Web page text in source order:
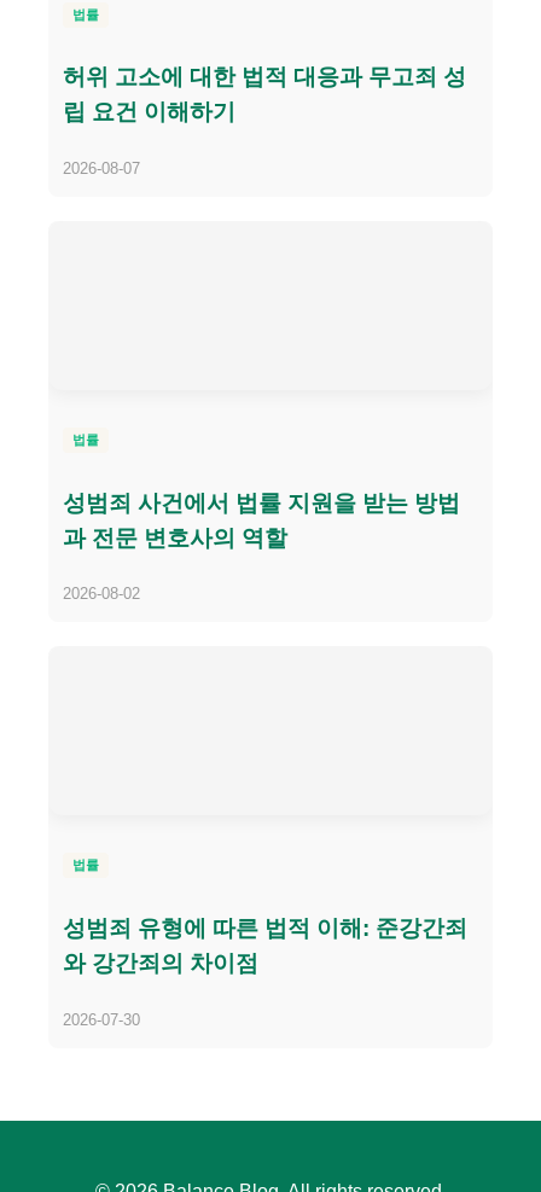
법률
허위 고소에 대한 법적 대응과 무고죄 성
립 요건 이해하기
2026-08-07
법률
성범죄 사건에서 법률 지원을 받는 방법
과 전문 변호사의 역할
2026-08-02
법률
성범죄 유형에 따른 법적 이해: 준강간죄
와 강간죄의 차이점
2026-07-30